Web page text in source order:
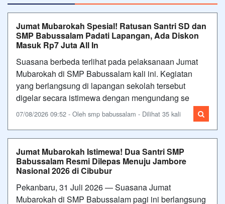
Jumat Mubarokah Spesial! Ratusan Santri SD dan
SMP Babussalam Padati Lapangan, Ada Diskon
Masuk Rp7 Juta All In
Suasana berbeda terlihat pada pelaksanaan Jumat
Mubarokah di SMP Babussalam kali ini. Kegiatan
yang berlangsung di lapangan sekolah tersebut
digelar secara istimewa dengan mengundang se
07/08/2026 09:52 - Oleh smp babussalam - Dilihat 35 kali
Jumat Mubarokah Istimewa! Dua Santri SMP
Babussalam Resmi Dilepas Menuju Jambore
Nasional 2026 di Cibubur
Pekanbaru, 31 Juli 2026 — Suasana Jumat
Mubarokah di SMP Babussalam pagi ini berlangsung